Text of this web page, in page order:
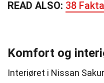
READ ALSO: 38
Komfort og
Interiøret i Nissan